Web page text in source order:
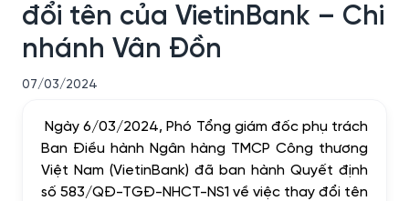
đổi tên của VietinBank – Chi
nhánh Vân Đồn
07/03/2024
Ngày 6/03/2024, Phó Tổng giám đốc phụ trách
Ban Điều hành Ngân hàng TMCP Công thương
Việt Nam (VietinBank) đã ban hành Quyết định
số 583/QĐ-TGĐ-NHCT-NS1 về việc thay đổi tên